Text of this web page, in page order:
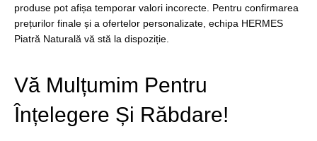
produse pot afișa temporar valori incorecte. Pentru confirmarea
prețurilor finale și a ofertelor personalizate, echipa HERMES
Piatră Naturală vă stă la dispoziție.
Vă Mulțumim Pentru
Înțelegere Și Răbdare!